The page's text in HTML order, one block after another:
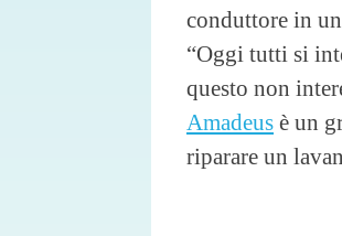
conduttore in
“Oggi tutti si
questo non
Amadeus è un
riparare un